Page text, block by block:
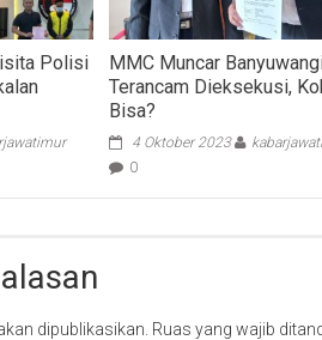
Polisi
MMC Muncar
Terancam Dieksekusi,
Bisa?
4 Oktober 2023
0
dipublikasikan. Ruas yang wajib